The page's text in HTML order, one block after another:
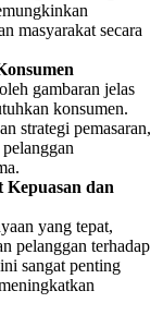
masyarakat secara
gambaran jelas
konsumen.
strategi pemasaran,
dan
yang tepat,
pelanggan terhadap
sangat penting